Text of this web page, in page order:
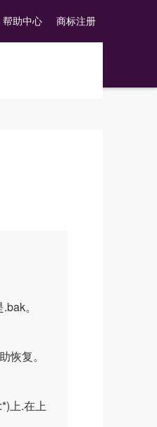
帮助中心 商标注册
。
复。
上.在上